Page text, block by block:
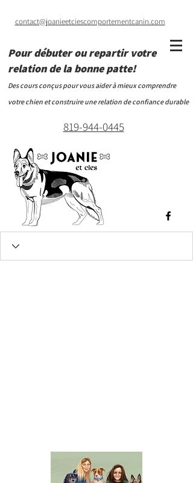
contact@joanieetciescomportementcanin.com
Pour débuter ou repartir votre
relation de la bonne patte!
Des cours conçus pour vous aider à mieux comprendre
votre chien et construire une relation de confiance durable
819-944-0445